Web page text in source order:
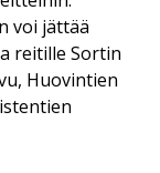
voi jättää
reitille Sortin
Huovintien